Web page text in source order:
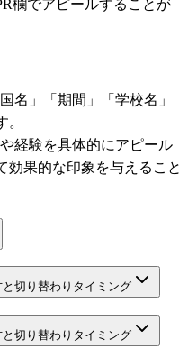
欄でアピールすることが
名」「期間」「学校名」
経験を具体的にアピール
効果的な印象を与えること
と切り替わりタイミング
と切り替わりタイミング